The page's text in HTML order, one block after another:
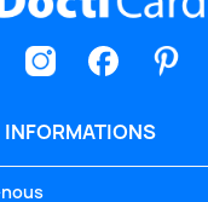
INFORMATIONS